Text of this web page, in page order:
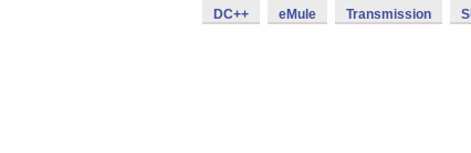
DC++ eMule Transmission